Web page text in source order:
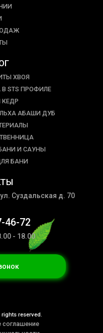
ХВОЯ
STS ПРОФИЛЕ
КЕДР
АБАШИ ДУБ
И САУНЫ
БАНИ
Суздальская д. 70
46-72
- 18.00
reserved.
соглашение